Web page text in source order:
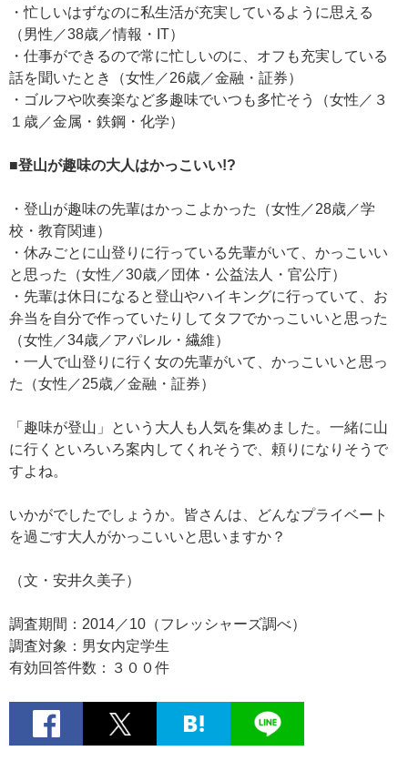
・忙しいはずなのに私生活が充実しているように思える
（男性／38歳／情報・IT）
・仕事ができるので常に忙しいのに、オフも充実している
話を聞いたとき（女性／26歳／金融・証券）
・ゴルフや吹奏楽など多趣味でいつも多忙そう（女性／３
１歳／金属・鉄鋼・化学）
■登山が趣味の大人はかっこいい!?
・登山が趣味の先輩はかっこよかった（女性／28歳／学
校・教育関連）
・休みごとに山登りに行っている先輩がいて、かっこいい
と思った（女性／30歳／団体・公益法人・官公庁）
・先輩は休日になると登山やハイキングに行っていて、お
弁当を自分で作っていたりしてタフでかっこいいと思った
（女性／34歳／アパレル・繊維）
・一人で山登りに行く女の先輩がいて、かっこいいと思っ
た（女性／25歳／金融・証券）
「趣味が登山」という大人も人気を集めました。一緒に山
に行くといろいろ案内してくれそうで、頼りになりそうで
すよね。
いかがでしたでしょうか。皆さんは、どんなプライベート
を過ごす大人がかっこいいと思いますか？
（文・安井久美子）
調査期間：2014／10（フレッシャーズ調べ）
調査対象：男女内定学生
有効回答件数：３００件